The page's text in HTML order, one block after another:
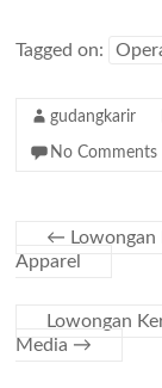
Tagged on:
gudangkarir
No Comments
←
Apparel
Lowongan
Media →